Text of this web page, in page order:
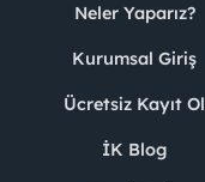
Neler Yaparız?
Kurumsal Giriş
Ücretsiz Kayıt Ol
İK Blog